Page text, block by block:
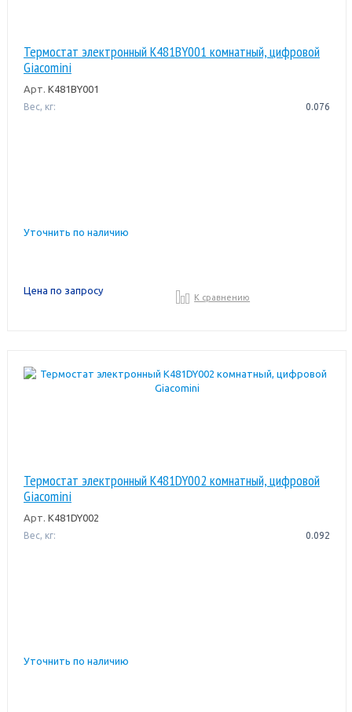
Термостат электронный K481BY001 комнатный, цифровой
Giacomini
Арт. K481BY001
Вес, кг: 0.076
Уточнить по наличию
Цена по запросу
К сравнению
Термостат электронный K481DY002 комнатный, цифровой
Giacomini
Арт. K481DY002
Вес, кг: 0.092
Уточнить по наличию